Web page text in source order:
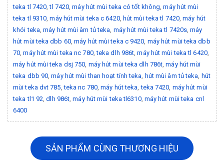
teka tl 7420,tl 7420,máy hút mùi teka có tốt không,máy hút mùi
teka tl 9310,máy hút mùi teka c 6420, hút mùi teka tl 7420,máy hút
khói teka,máy hút mùi âm tủ teka, máy hút mùi teka tl 7420s,máy
hút mùi teka dbb 60,máy hút mùi teka c 9420, máy hút mùi teka dbb
70,máy hút mùi teka nc 780,teka dlh 986t,máy hút mùi teka tl 6420,
máy hút mùi teka dsj 750, máy hút mùi teka dlh 786t,máy hút mùi
teka dbb 90,máy hút mùi than hoạt tính teka, hút mùi âm tủ teka, hút
mùi teka dvt 785,teka nc 780,máy hút teka,teka 7420, máy hút mùi
teka tl1 92,dlh 986t,máy hút mùi teka tl6310, máy hút mùi teka cnl
6400
SẢN PHẨM CÙNG THƯƠNG HIỆU